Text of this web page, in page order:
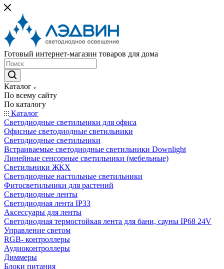
Готовый интернет-магазин товаров для дома
Каталог
По всему сайту
По каталогу
Каталог
Светодиодные светильники для офиса
Офисные светодиодные светильники
Светодиодные светильники
Встраиваемые светодиодные светильники Downlight
Линейные сенсорные светильники (мебельные)
Светильники ЖКХ
Светодиодные настольные светильники
Фитосветильники для растений
Светодиодные ленты
Светодиодная лента IP33
Аксессуары для ленты
Светодиодная термостойкая лента для бани, сауны IP68 24V
Управление светом
RGB- контроллеры
Аудиоконтроллеры
Диммеры
Блоки питания